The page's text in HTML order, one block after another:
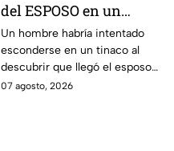
del ESPOSO en un
TINACO y queda
atrapado por horas;
tuvieron que rescatarlo
Un hombre habría intentado
esconderse en un tinaco al
descubrir que llegó el esposo
de su amante; terminó
07 agosto, 2026